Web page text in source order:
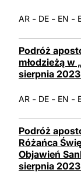
AR - DE - EN -
Podróż
młodzieżą w
sierpnia
AR - DE - EN -
Podróż
Różańca
Objawień
sierpnia